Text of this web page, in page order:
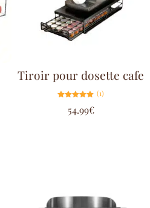
Tiroir pour dosette cafe
5.00
sur 5
(1)
54.99€